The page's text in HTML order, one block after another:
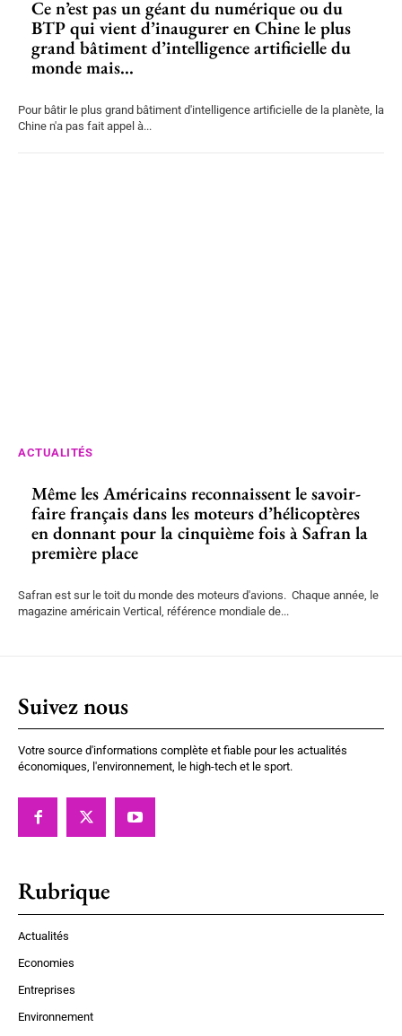
Ce n’est pas un géant du numérique ou du
BTP qui vient d’inaugurer en Chine le plus
grand bâtiment d’intelligence artificielle du
monde mais...
Pour bâtir le plus grand bâtiment d'intelligence artificielle de la planète, la
Chine n'a pas fait appel à...
ACTUALITÉS
Même les Américains reconnaissent le savoir-
faire français dans les moteurs d’hélicoptères
en donnant pour la cinquième fois à Safran la
première place
Safran est sur le toit du monde des moteurs d'avions. Chaque année, le
magazine américain Vertical, référence mondiale de...
Suivez nous
Votre source d'informations complète et fiable pour les actualités
économiques, l'environnement, le high-tech et le sport.
Rubrique
Actualités
Economies
Entreprises
Environnement